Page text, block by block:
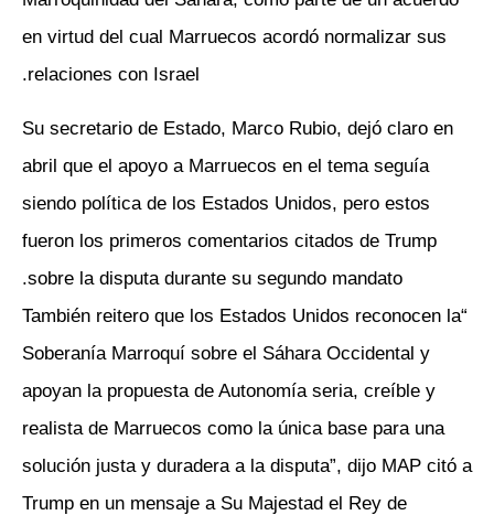
en virtud del cual Marruecos acordó normalizar sus
relaciones con Israel.
Su secretario de Estado, Marco Rubio, dejó claro en
abril que el apoyo a Marruecos en el tema seguía
siendo política de los Estados Unidos, pero estos
fueron los primeros comentarios citados de Trump
sobre la disputa durante su segundo mandato.
“También reitero que los Estados Unidos reconocen la
Soberanía Marroquí sobre el Sáhara Occidental y
apoyan la propuesta de Autonomía seria, creíble y
realista de Marruecos como la única base para una
solución justa y duradera a la disputa”, dijo MAP citó a
Trump en un mensaje a Su Majestad el Rey de